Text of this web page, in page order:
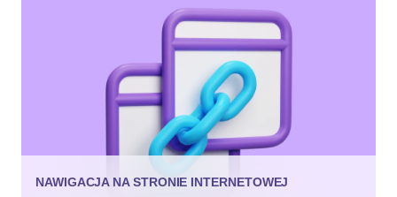
NAWIGACJA NA STRONIE INTERNETOWEJ